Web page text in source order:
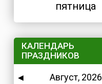
пятница
КАЛЕНДАРЬ
ПРАЗДНИКОВ
◀ Август, 2026